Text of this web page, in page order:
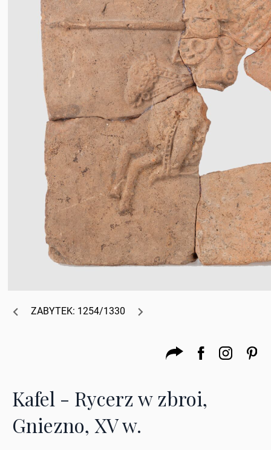
ZABYTEK: 1254/1330
Kafel - Rycerz w zbroi,
Gniezno, XV w.